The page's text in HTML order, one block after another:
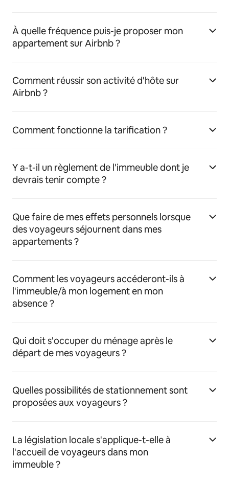
À quelle fréquence puis-je proposer mon
appartement sur Airbnb ?
Comment réussir son activité d'hôte sur
Airbnb ?
Comment fonctionne la tarification ?
Y a-t-il un règlement de l'immeuble dont je
devrais tenir compte ?
Que faire de mes effets personnels lorsque
des voyageurs séjournent dans mes
appartements ?
Comment les voyageurs accéderont-ils à
l'immeuble/à mon logement en mon
absence ?
Qui doit s'occuper du ménage après le
départ de mes voyageurs ?
Quelles possibilités de stationnement sont
proposées aux voyageurs ?
La législation locale s'applique-t-elle à
l'accueil de voyageurs dans mon
immeuble ?